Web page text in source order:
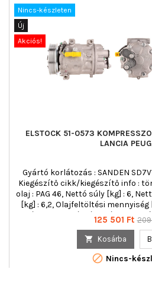
Nincs-készleten
Új
Akciós!
ELSTOCK 51-0573
LANCIA
Gyártó korlátozás : SANDEN
Kiegészítő cikk/kiegészítő info :
olaj : PAG 46, Nettó súly [kg] : 6,
[kg] : 6,2, Olajfeltöltési
száma : 3, Rovátkák száma : 6,
Szíjtárcsaátmérő
Ár
125 501 Ft 209
 Kosárba
 Nincs-